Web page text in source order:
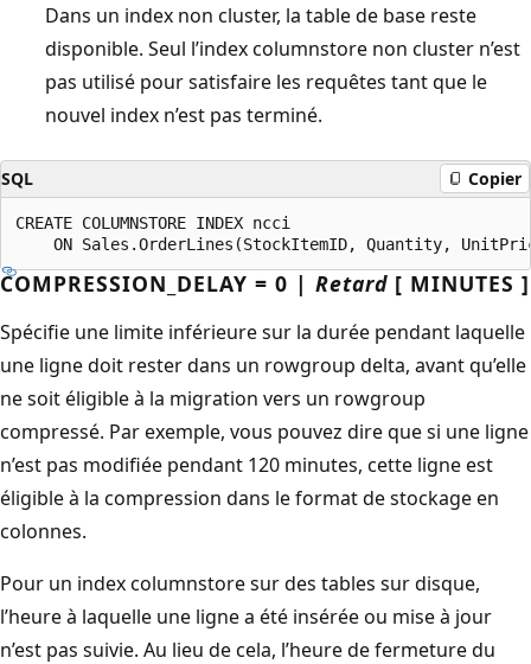
Dans un index non cluster, la table de base reste
disponible. Seul l’index columnstore non cluster n’est
pas utilisé pour satisfaire les requêtes tant que le
nouvel index n’est pas terminé.
SQL Copier
CREATE COLUMNSTORE INDEX ncci
COMPRESSION_DELAY = 0 | Retard [ MINUTES ]
Spécifie une limite inférieure sur la durée pendant laquelle
une ligne doit rester dans un rowgroup delta, avant qu’elle
ne soit éligible à la migration vers un rowgroup
compressé. Par exemple, vous pouvez dire que si une ligne
n’est pas modifiée pendant 120 minutes, cette ligne est
éligible à la compression dans le format de stockage en
colonnes.
Pour un index columnstore sur des tables sur disque,
l’heure à laquelle une ligne a été insérée ou mise à jour
n’est pas suivie. Au lieu de cela, l’heure de fermeture du